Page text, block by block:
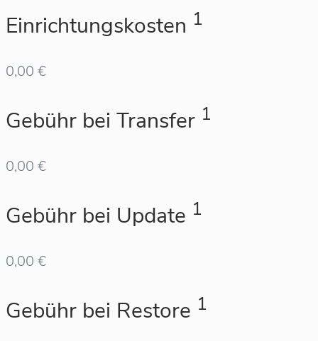
Einrichtungskosten 1
0,00 €
Gebühr bei Transfer 1
0,00 €
Gebühr bei Update 1
0,00 €
Gebühr bei Restore 1